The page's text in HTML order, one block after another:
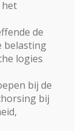
het
de
belasting
logies
bij de
bij